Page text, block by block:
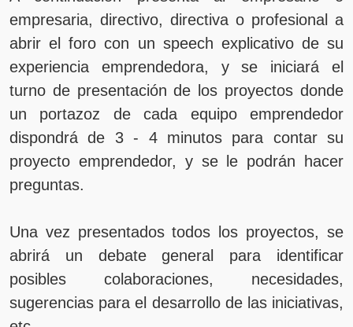
empresaria, directivo, directiva o profesional a
abrir el foro con un speech explicativo de su
experiencia emprendedora, y se iniciará el
turno de presentación de los proyectos donde
un portazoz de cada equipo emprendedor
dispondrá de 3 - 4 minutos para contar su
proyecto emprendedor, y se le podrán hacer
preguntas.
Una vez presentados todos los proyectos, se
abrirá un debate general para identificar
posibles colaboraciones, necesidades,
sugerencias para el desarrollo de las iniciativas,